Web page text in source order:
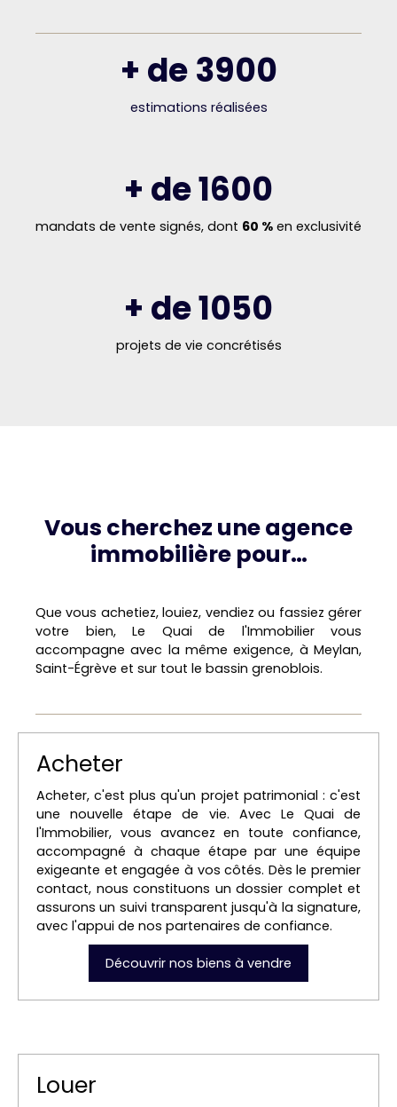
+ de 3900
estimations réalisées
+ de 1600
mandats de vente signés, dont 60 % en exclusivité
+ de 1050
projets de vie concrétisés
Vous cherchez une agence
immobilière pour…
Que vous achetiez, louiez, vendiez ou fassiez gérer
votre bien, Le Quai de l'Immobilier vous
accompagne avec la même exigence, à Meylan,
Saint-Égrève et sur tout le bassin grenoblois.
Acheter
Acheter, c'est plus qu'un projet patrimonial : c'est
une nouvelle étape de vie. Avec Le Quai de
l'Immobilier, vous avancez en toute confiance,
accompagné à chaque étape par une équipe
exigeante et engagée à vos côtés. Dès le premier
contact, nous constituons un dossier complet et
assurons un suivi transparent jusqu'à la signature,
avec l'appui de nos partenaires de confiance.
Découvrir nos biens à vendre
Louer